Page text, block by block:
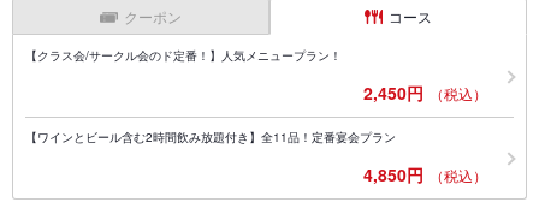
クーポン コース
【クラス会/サークル会のド定番！】人気メニュープラン！
2,450円 （税込）
【ワインとビール含む2時間飲み放題付き】全11品！定番宴会プラン
4,850円 （税込）